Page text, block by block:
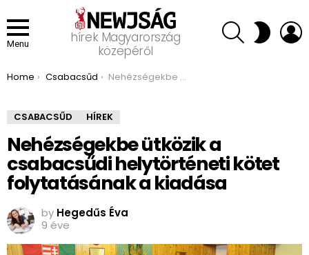
Menu
hírek Magyarország
közepéről
SEARCH SWITCH
SKIN
You are here:
Home Csabacsűd Nehézségekbe ütközik a csabacsűdi helytörténeti kötet folytatásának a kiadása
CSABACSŰD HÍREK
Nehézségekbe ütközik a
csabacsűdi helytörténeti kötet
folytatásának a kiadása
by Hegedűs Éva
9 éve